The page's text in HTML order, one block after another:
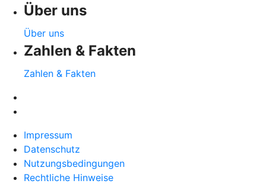
Über uns
Über uns
Zahlen & Fakten
Zahlen & Fakten
Impressum
Datenschutz
Nutzungsbedingungen
Rechtliche Hinweise